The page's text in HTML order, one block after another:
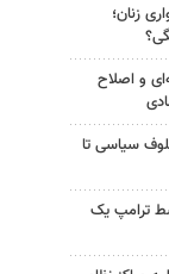
زنان؛
و اصلاح
سیاسی تا
ترامپ یک